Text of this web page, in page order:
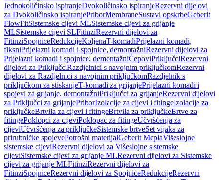
Jednokoličinsko ispiranjeDvokoličinsko ispiranjeRezervni dijelovi
za Dvokoličinsko ispiranjePriborMembraneSustavi opskrbeGeberit
FlowFitSistemske cijevi MLSistemske cijevi za grijanje
MLSistemske cijevi SLFitinziRezervni dijelovi za
FitinziSpojniceRedukcijeKoljenaT-komadiPrijelazni komadi,
fiksniPrijelazni komadi i spojnice, demontažniRezervni dijelovi za
Prijelazni komadi i spojnice, demontažniČepoviPriključciRezervni
dijelovi za PriključciRazdjelnici s navojnim priključkomRezervni
dijelovi za Razdjelnici s navojnim priključkomRazdjelnik s
priključkom za stiskanjeT-komadi za grijanjePrijelazni komadi i
spojevi za grijanje, demontažniPriključci za grijanjeRezervni dijelovi
za Priključci za grijanjePriborIzolacije za cijevi i fitingeIzolacije za
priključkeBrtvila za cijevi i fitingeBrtvila za priključkeBrtve za
fitingePoklopci za cijeviPoklopac za fitingeUčvršćenja za
cijeviUčvršćenja za priključkeSistemske brtveSet vijaka za
prirubničke spojevePotrošni materijalGeberit MeplaVišeslojne
sistemske cijeviRezervni dijelovi za Višeslojne sistemske
cijeviSistemske cijevi za grijanje MLRezervni dijelovi za Sistemske
cijevi za grijanje MLFitinziRezervni dijelovi za
FitinziSpojniceRezervni dijelovi za SpojniceRedukcijeRezervni